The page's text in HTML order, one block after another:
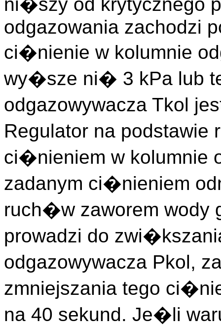
odgazowania zachodzi
ci�nienie w kolumnie
wy�sze ni� 3 kPa lub
odgazowywacza Tkol
Regulator na
ci�nieniem w kolumnie
zadanym ci�nieniem
ruch�w zaworem wody
prowadzi do
odgazowywacza Pkol,
zmniejszania tego
na 40 sekund. Je�li